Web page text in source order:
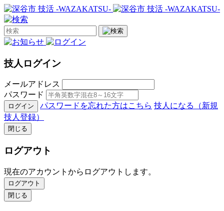
技人ログイン
メールアドレス
パスワード
ログイン パスワードを忘れた方はこちら 技人になる（新規
技人登録）
閉じる
ログアウト
現在のアカウントからログアウトします。
ログアウト
閉じる